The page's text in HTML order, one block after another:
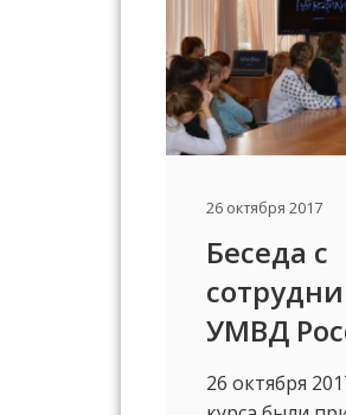
26 октября 2017
Беседа с
УМВД
26 октября